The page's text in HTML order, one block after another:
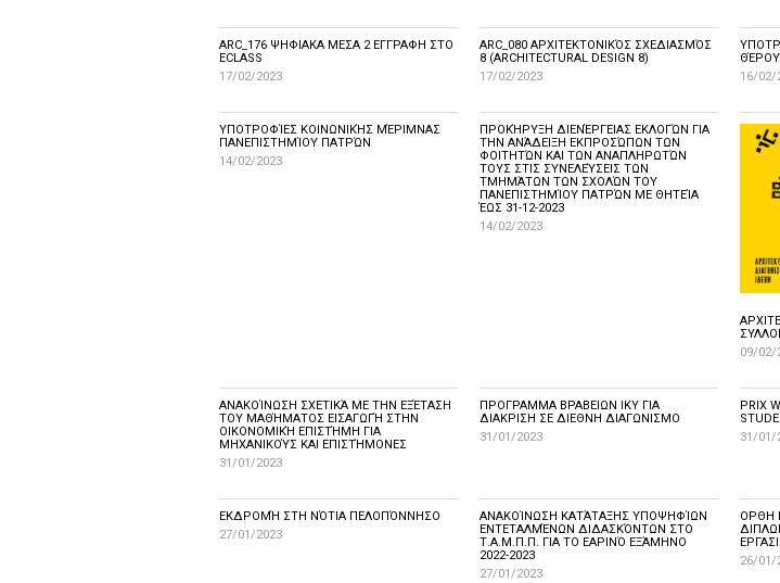
ARC_176 ΨΗΦΙΑΚΑ ΜΕΣΑ 2 ΕΓΓΡΑΦΗ ΣΤΟ
ECLASS
17/02/2023
ARC_080 ΑΡΧΙΤΕΚΤΟΝΙΚΌΣ ΣΧΕΔΙΑΣΜΌΣ
8 (ARCHITECTURAL DESIGN 8)
17/02/2023
16/02/
ΥΠΟΤΡΟΦΊΕΣ ΚΟΙΝΩΝΙΚΉΣ ΜΈΡΙΜΝΑΣ
ΠΑΝΕΠΙΣΤΗΜΊΟΥ ΠΑΤΡΏΝ
14/02/2023
ΠΡΟΚΉΡΥΞΗ ΔΙΕΝΈΡΓΕΙΑΣ ΕΚΛΟΓΏΝ ΓΙΑ
ΤΗΝ ΑΝΆΔΕΙΞΗ ΕΚΠΡΟΣΏΠΩΝ ΤΩΝ
ΦΟΙΤΗΤΏΝ ΚΑΙ ΤΩΝ ΑΝΑΠΛΗΡΩΤΏΝ
ΤΟΥΣ ΣΤΙΣ ΣΥΝΕΛΕΎΣΕΙΣ ΤΩΝ
ΤΜΗΜΆΤΩΝ ΤΩΝ ΣΧΟΛΏΝ ΤΟΥ
ΠΑΝΕΠΙΣΤΗΜΊΟΥ ΠΑΤΡΏΝ ΜΕ ΘΗΤΕΊΑ
ΈΩΣ 31-12-2023
14/02/2023
09/02/
AΝΑΚΟΊΝΩΣΗ ΣΧΕΤΙΚΆ ΜΕ ΤΗΝ ΕΞΈΤΑΣΗ
ΤΟΥ ΜΑΘΉΜΑΤΟΣ ΕΙΣΑΓΩΓΉ ΣΤΗΝ
ΟΙΚΟΝΟΜΙΚΉ ΕΠΙΣΤΉΜΗ ΓΙΑ
ΜΗΧΑΝΙΚΟΎΣ ΚΑΙ ΕΠΙΣΤΉΜΟΝΕΣ
31/01/2023
ΠΡΟΓΡΑΜΜΑ ΒΡΑΒΕΙΩΝ ΙΚΥ ΓΙΑ
ΔΙΑΚΡΙΣΗ ΣΕ ΔΙΕΘΝΗ ΔΙΑΓΩΝΙΣΜΟ
31/01/2023
PRIX
31/01/
ΕΚΔΡΟΜΉ ΣΤΗ ΝΌΤΙΑ ΠΕΛΟΠΌΝΝΗΣΟ
27/01/2023
ΑΝΑΚΟΊΝΩΣΗ ΚΑΤΆΤΑΞΗΣ ΥΠΟΨΗΦΊΩΝ
ΕΝΤΕΤΑΛΜΈΝΩΝ ΔΙΔΑΣΚΌΝΤΩΝ ΣΤΟ
Τ.Α.Μ.Π.Π. ΓΙΑ ΤΟ ΕΑΡΙΝΌ ΕΞΆΜΗΝΟ
2022-2023
27/01/2023
ΟΡΘΗ
26/01/